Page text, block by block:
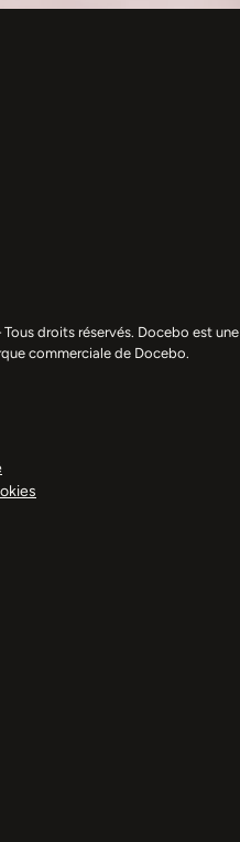
droits réservés. Docebo est une
commerciale de Docebo.